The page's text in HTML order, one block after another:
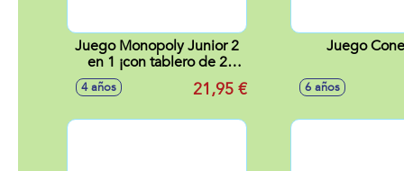
Juego Monopoly Junior 2
en 1 ¡con tablero de 2
caras y 2 niveles de juego!
4 años 21,95 €
Juego
6 años